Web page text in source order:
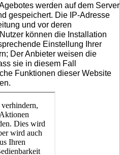
werden auf dem Server
gespeichert. Die IP-Adresse
und vor deren
können die Installation
Einstellung Ihrer
Der Anbieter weisen die
sie in diesem Fall
Funktionen dieser Website